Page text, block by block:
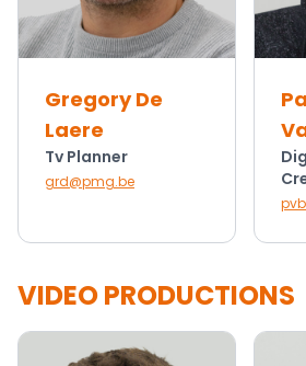
Gregory De
Laere
Tv Planner
grd@pmg.be
VIDEO PRODUCTIONS